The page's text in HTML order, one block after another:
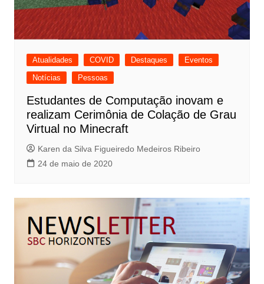
Atualidades COVID Destaques
Eventos
Notícias
Pessoas
Estudantes de Computação inovam e
realizam Cerimônia de Colação de Grau
Virtual no Minecraft
Karen da Silva Figueiredo Medeiros Ribeiro
24 de maio de 2020